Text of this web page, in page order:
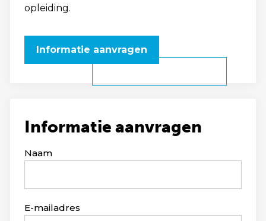
opleiding.
Informatie aanvragen
Informatie aanvragen
Leave
Naam
E-mailadres